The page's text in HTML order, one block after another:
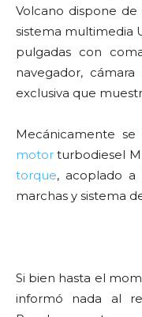
Volcano dispone
sistema multimedia
pulgadas con
navegador,
exclusiva que
Mecánicamente
motor turbodiesel
torque, acoplado a
marchas y sistema
Si bien hasta el
informó nada al